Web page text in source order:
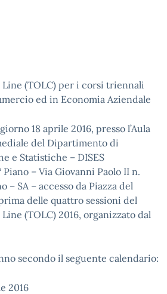
Line (TOLC) per i corsi triennali
ed in Economia Aziendale
18 aprile 2016, presso l’Aula
del Dipartimento di
e Statistiche – DISES
– Via Giovanni Paolo II n.
– SA – accesso da Piazza del
delle quattro sessioni del
(TOLC) 2016, organizzato dal
secondo il seguente calendario:
2016